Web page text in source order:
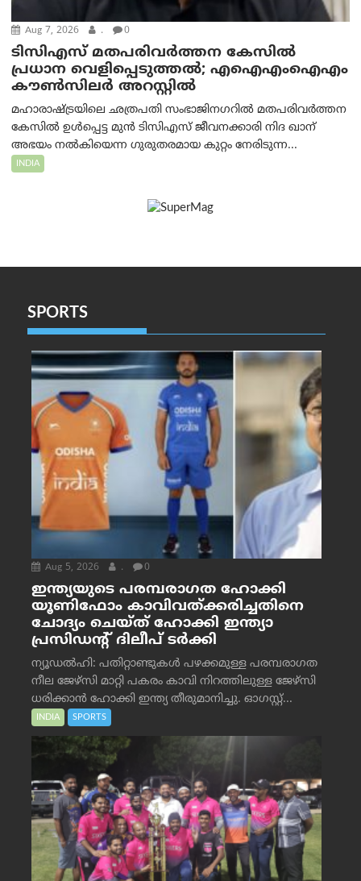
Aug 7, 2026 . 0
ടിസിഎസ് മതപരിവർത്തന കേസിൽ
പ്രധാന വെളിപ്പെടുത്തൽ; എഐഎംഐഎം
കൗൺസിലർ അറസ്റ്റിൽ
മഹാരാഷ്ട്രയിലെ ഛത്രപതി സംഭാജിനഗറിൽ മതപരിവർത്തന
കേസിൽ ഉൾപ്പെട്ട മുൻ ടിസിഎസ് ജീവനക്കാരി നിദ ഖാന്
അഭയം നൽകിയെന്ന ഗുരുതരമായ കുറ്റം നേരിടുന്ന...
INDIA
SPORTS
Aug 5, 2026 . 0
ഇന്ത്യയുടെ പരമ്പരാഗത ഹോക്കി
യൂണിഫോം കാവിവത്ക്കരിച്ചതിനെ
ചോദ്യം ചെയ്ത് ഹോക്കി ഇന്ത്യാ
പ്രസിഡന്റ് ദിലീപ് ടര്‍ക്കി
ന്യൂഡൽഹി: പതിറ്റാണ്ടുകൾ പഴക്കമുള്ള പരമ്പരാഗത
നീല ജേഴ്‌സി മാറ്റി പകരം കാവി നിറത്തിലുള്ള ജേഴ്‌സി
ധരിക്കാൻ ഹോക്കി ഇന്ത്യ തീരുമാനിച്ചു. ഓഗസ്റ്റ്...
INDIA SPORTS